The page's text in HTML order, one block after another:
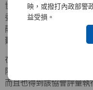
映，或撥打內政部警
益受損。
協會創會理事長朱寶奎會
委員會，開始逐一落實公
融證券同業之先，也為日
難以撼動之基石。
在外部機構方面，近年來
陸續共同參加中華公司治
而且也得到該協會評量